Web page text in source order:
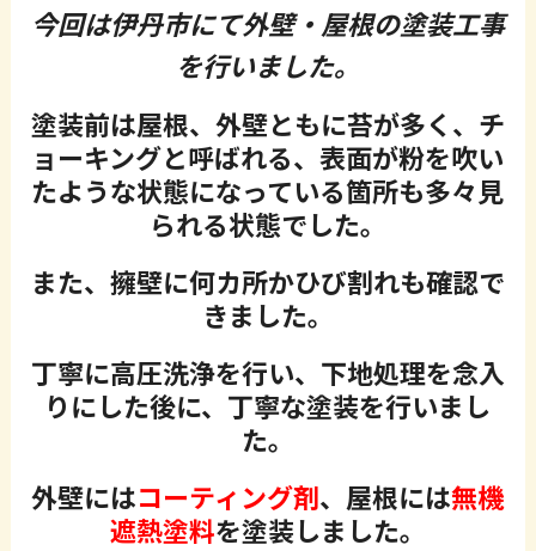
今回は伊丹市にて外壁・屋根の塗装工事
を行いました。
塗装前は屋根、外壁ともに苔が多く、 チ
ョーキングと呼ばれる、表面が粉を吹い
たような状態になっている箇所も多々見
られる状態でした。
また、擁壁に何カ所かひび割れも確認で
きました。
丁寧に高圧洗浄を行い、下地処理を念入
りにした後に、丁寧な塗装を行いまし
た。
外壁にはコーティング剤、屋根には無機
遮熱塗料を塗装しました。